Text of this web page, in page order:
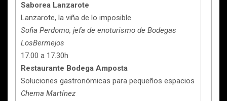
Saborea Lanzarote
Lanzarote, la viña de lo imposible
Sofia Perdomo, jefa de enoturismo de Bodegas
LosBermejos
17.00 a 17.30h
Restaurante Bodega Amposta
Soluciones gastronómicas para pequeños espacios
Chema Martínez